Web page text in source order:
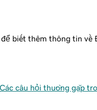
để biết thêm thông tin về
Các câu hỏi thường gặp